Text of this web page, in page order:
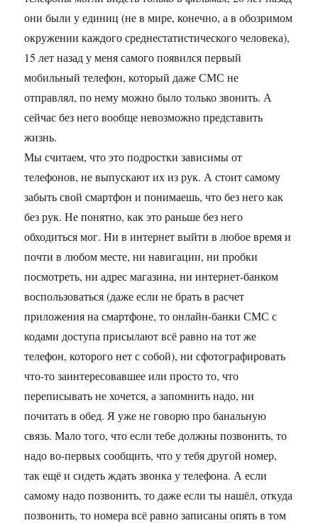
они были у единиц (не в мире, конечно, а в обозримом
окружении каждого среднестатистического человека),
15 лет назад у меня самого появился первый
мобильный телефон, который даже СМС не
отправлял, по нему можно было только звонить. А
сейчас без него вообще невозможно представить
жизнь.
Мы считаем, что это подростки зависимы от
телефонов, не выпускают их из рук. А стоит самому
забыть свой смартфон и понимаешь, что без него как
без рук. Не понятно, как это раньше без него
обходиться мог. Ни в интернет выйти в любое время и
почти в любом месте, ни навигации, ни пробки
посмотреть, ни адрес магазина, ни интернет-банком
воспользоваться (даже если не брать в расчет
приложения на смартфоне, то онлайн-банки СМС с
кодами доступа присылают всё равно на тот же
телефон, которого нет с собой), ни сфотографировать
что-то заинтересовавшее или просто то, что
переписывать не хочется, а запомнить надо, ни
почитать в обед. Я уже не говорю про банальную
связь. Мало того, что если тебе должны позвонить, то
надо во-первых сообщить, что у тебя другой номер,
так ещё и сидеть ждать звонка у телефона. А если
самому надо позвонить, то даже если ты нашёл, откуда
позвонить, то номера всё равно записаны опять в том